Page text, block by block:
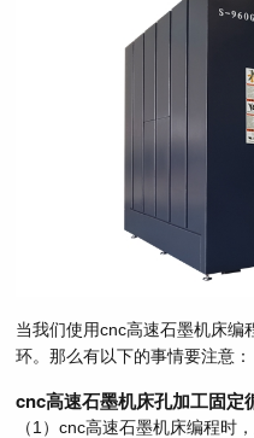
当我们使用cnc高速石墨机床编
环。那么有以下的事情要注意：
cnc高速石墨机床孔加工固定
（1）cnc高速石墨机床编程时